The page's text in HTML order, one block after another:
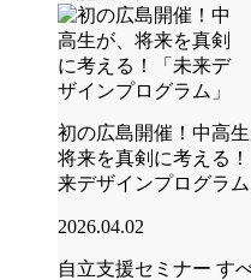
初の広島開催！中高生
将来を真剣に考える
来デザインプログラム
2026.04.02
自立支援セミナー す